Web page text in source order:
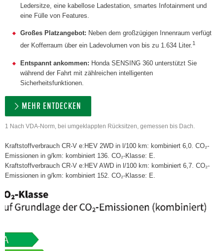
Ledersitze, eine kabellose Ladestation, smartes Infotainment und
eine Fülle von Features.
Großes Platzangebot: Neben dem großzügigen Innenraum verfügt
der Kofferraum über ein Ladevolumen von bis zu 1.634 Liter.1
Entspannt ankommen: Honda SENSING 360 unterstützt Sie
während der Fahrt mit zählreichen intelligenten
Sicherheitsfunktionen.
MEHR ENTDECKEN
1 Nach VDA-Norm, bei umgeklappten Rücksitzen, gemessen bis Dach.
Kraftstoffverbrauch CR-V e:HEV 2WD in l/100 km: kombiniert 6,0. CO₂-
Emissionen in g/km: kombiniert 136. CO₂-Klasse: E.
Kraftstoffverbrauch CR-V e:HEV AWD in l/100 km: kombiniert 6,7. CO₂-
Emissionen in g/km: kombiniert 152. CO₂-Klasse: E.